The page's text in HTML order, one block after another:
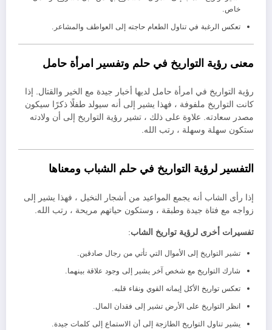
خاص.
تعكس الرغبة في تناول الطعام حاجته إلى العواطف والمشاعر.
معنى رؤية التواريخ في حلم وتفسير امرأة حامل
رؤية التواريخ في امرأة حامل لديها أخبار جيدة مع الخير والقتال. إذا
كانت التواريخ ملفوفة ، فهذا يشير إلى أنه سيولد طفلًا ذكرًا سيكون
مصدر سعادته. علاوة على ذلك ، تشير رؤية التواريخ إلى أن ولادته
ستكون سهلة وسهلة ، رتب الله.
التفسير لرؤية التواريخ في حلم الشباب ومعناها
إذا رأى الشاب أنه يجمع المواعيد من أشجار النخيل ، فهذا يشير إلى
زواجه مع فتاة جيدة وطبقة ، وستكون حياتهم مريحة ، رتب الله.
تفسيرات أخرى لرؤية تواريخ الشاب:
تشير التواريخ إلى الأموال التي تأتي من رجال صادقين.
شارك التواريخ مع شخص آخر يشير إلى وجود علاقة بينهما.
تعكس تواريخ الأكل إيمانه القوي ونقاء قلبه.
انظر التواريخ على الأرض تشير إلى فقدان المال.
يشير تناول التواريخ الطازجة إلى أن الاستماع إلى كلمات جيدة.